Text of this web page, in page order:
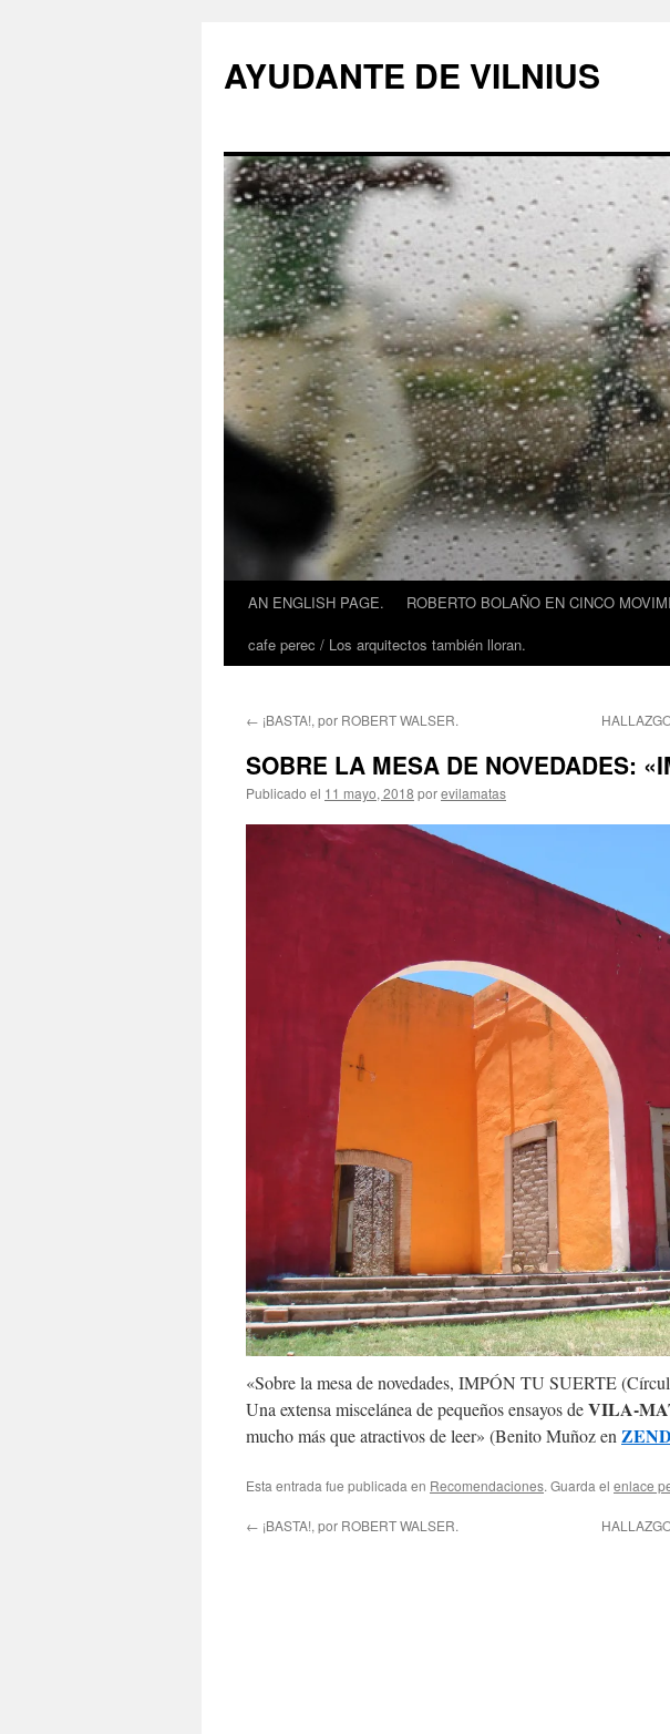
AYUDANTE DE VILNIUS
AN ENGLISH PAGE. ROBERTO BOLAÑO EN CINCO
cafe perec / Los arquitectos también lloran.
← ¡BASTA!, por ROBERT WALSER.
SOBRE LA MESA DE NOVEDADES:
Publicado el 11 mayo, 2018 porevilamatas
«Sobre la mesa de novedades, IMPÓN TU SUERTE
Una extensa miscelánea de pequeños ensayos deVILA-
mucho más que atractivos de leer» (Benito Muñoz en
Esta entrada fue publicada en Recomendaciones. Guarda el enlace
← ¡BASTA!, por ROBERT WALSER.